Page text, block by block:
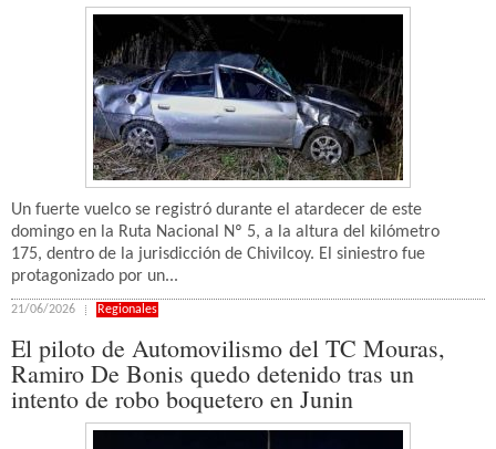
Un fuerte vuelco se registró durante el atardecer de este
domingo en la Ruta Nacional Nº 5, a la altura del kilómetro
175, dentro de la jurisdicción de Chivilcoy. El siniestro fue
protagonizado por un...
21/06/2026 Regionales
El piloto de Automovilismo del TC Mouras,
Ramiro De Bonis quedo detenido tras un
intento de robo boquetero en Junin